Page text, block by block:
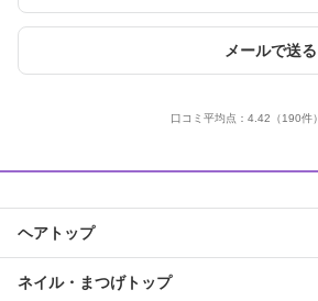
メールで送る
口コミ平均点： 4.42 （190件）
ヘアトップ
ネイル・まつげトップ